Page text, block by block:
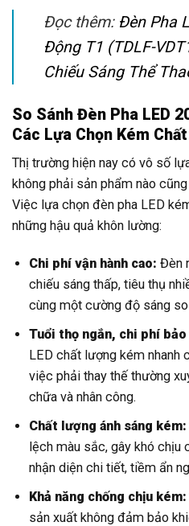
Đọc thêm: Đèn Pha
Động T1 (TDLF-
Chiếu Sáng Thể
So Sánh Đèn Pha LED
Các Lựa Chọn Kém
Thị trường hiện nay có vô số
không phải sản phẩm nào
Việc lựa chọn đèn pha LED
những hậu quả khôn lường:
Chi phí vận hành cao: Đèn
chiếu sáng thấp, tiêu thụ
cùng một cường độ sáng
Tuổi thọ ngắn, chi phí
LED chất lượng kém nhanh
việc phải thay thế thường
chữa và nhân công.
Chất lượng ánh sáng kém:
lệch màu sắc, gây khó chịu
nhận diện chi tiết, tiềm ẩn
Khả năng chống chịu kém:
sản xuất không đảm bảo